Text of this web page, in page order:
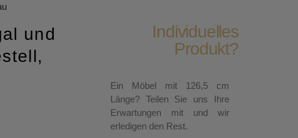
und
Individuelles
Produkt?
Ein Möbel mit 126,5 cm
Länge? Teilen Sie uns Ihre
Erwartungen mit und wir
erledigen den Rest.